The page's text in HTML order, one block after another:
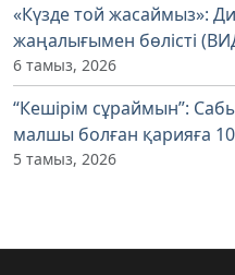
«Күзде той жасаймыз»:
жаңалығымен бөлісті
6 тамыз, 2026
“Кешірім сұраймын”:
малшы болған қарияға
5 тамыз, 2026